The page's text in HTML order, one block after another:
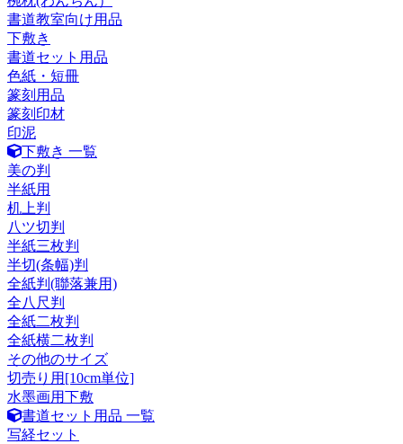
書道教室向け用品
下敷き
書道セット用品
色紙・短冊
篆刻用品
篆刻印材
印泥
下敷き 一覧
美の判
半紙用
机上判
八ツ切判
半紙三枚判
半切(条幅)判
全紙判(聯落兼用)
全八尺判
全紙二枚判
全紙横二枚判
その他のサイズ
切売り用[10cm単位]
水墨画用下敷
書道セット用品 一覧
写経セット